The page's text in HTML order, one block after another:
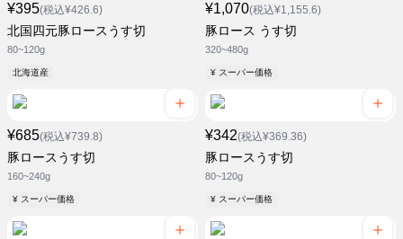
¥395(税込¥426.6)
北国四元豚ロースうす切
80~120g
北海道産
¥1,070(税込¥1,155.6)
豚ロース うす切
320~480g
¥ スーパー価格
¥685(税込¥739.8)
豚ロースうす切
160~240g
¥ スーパー価格
¥342(税込¥369.36)
豚ロースうす切
80~120g
¥ スーパー価格